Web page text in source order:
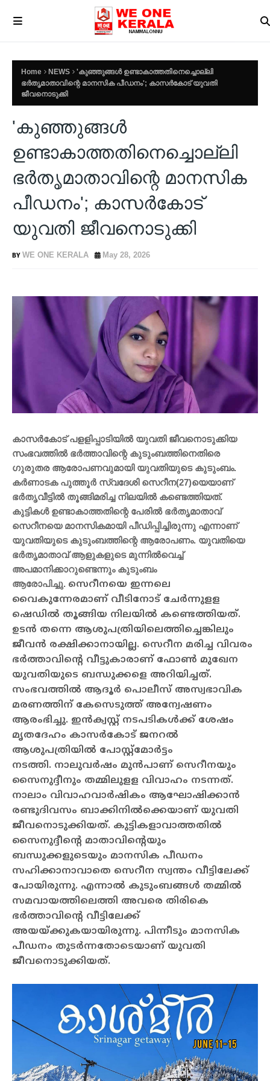
Home NEWS
'കുഞ്ഞുങ്ങള്‍ ഉണ്ടാകാത്തതിനെച്ചൊല്ലി
ഭർതൃമാതാവിന്റെ മാനസിക പീഡനം'; കാസര്‍കോട് യുവതി
ജീവനൊടുക്കി
'കുഞ്ഞുങ്ങള്‍
ഉണ്ടാകാത്തതിനെച്ചൊല്ലി
ഭർതൃമാതാവിന്റെ മാനസിക
പീഡനം'; കാസര്‍കോട്
യുവതി ജീവനൊടുക്കി
WE ONE KERALA May 28, 2026
കാസര്‍കോട് പളളിപ്പാടിയില്‍ യുവതി ജീവനൊടുക്കിയ
സംഭവത്തില്‍ ഭര്‍ത്താവിന്റെ കുടുംബത്തിനെതിരെ
ഗുരുതര ആരോപണവുമായി യുവതിയുടെ കുടുംബം.
കര്‍ണാടക പുത്തൂര്‍ സ്വദേശി സെറീന(27)യെയാണ്
ഭര്‍തൃവീട്ടില്‍ തൂങ്ങിമരിച്ച നിലയില്‍ കണ്ടെത്തിയത്.
കുട്ടികള്‍ ഉണ്ടാകാത്തതിന്റെ പേരില്‍ ഭര്‍തൃമാതാവ്
സെറീനയെ മാനസികമായി പീഡിപ്പിച്ചിരുന്നു എന്നാണ്
യുവതിയുടെ കുടുംബത്തിന്റെ ആരോപണം. യുവതിയെ
ഭര്‍തൃമാതാവ് ആളുകളുടെ മുന്നില്‍വെച്ച്
അപമാനിക്കാറുണ്ടെന്നും കുടുംബം
ആരോപിച്ചു. സെറീനയെ ഇന്നലെ
വൈകുന്നേരമാണ് വീടിനോട് ചേര്‍ന്നുളള
ഷെഡില്‍ തൂങ്ങിയ നിലയില്‍ കണ്ടെത്തിയത്.
ഉടന്‍ തന്നെ ആശുപത്രിയിലെത്തിച്ചെങ്കിലും
ജീവന്‍ രക്ഷിക്കാനായില്ല. സെറീന മരിച്ച വിവരം
ഭര്‍ത്താവിന്റെ വീട്ടുകാരാണ് ഫോണ്‍ മുഖേന
യുവതിയുടെ ബന്ധുക്കളെ അറിയിച്ചത്.
സംഭവത്തില്‍ ആദൂര്‍ പൊലീസ് അസ്വഭാവിക
മരണത്തിന് കേസെടുത്ത് അന്വേഷണം
ആരംഭിച്ചു. ഇന്‍ക്വസ്റ്റ് നടപടികള്‍ക്ക് ശേഷം
മൃതദേഹം കാസര്‍കോട് ജനറല്‍
ആശുപത്രിയില്‍ പോസ്റ്റ്‌മോര്‍ട്ടം
നടത്തി. നാലുവര്‍ഷം മുന്‍പാണ് സെറീനയും
സൈനുദ്ദീനും തമ്മിലുളള വിവാഹം നടന്നത്.
നാലാം വിവാഹവാര്‍ഷികം ആഘോഷിക്കാന്‍
രണ്ടുദിവസം ബാക്കിനില്‍ക്കെയാണ് യുവതി
ജീവനൊടുക്കിയത്. കുട്ടികളാവാത്തതിൽ
സൈനുദ്ദീന്റെ മാതാവിന്റെയും
ബന്ധുക്കളുടെയും മാനസിക പീഡനം
സഹിക്കാനാവാതെ സെറീന സ്വന്തം വീട്ടിലേക്ക്
പോയിരുന്നു. എന്നാല്‍ കുടുംബങ്ങള്‍ തമ്മിൽ
സമവായത്തിലെത്തി അവരെ തിരികെ
ഭര്‍ത്താവിന്റെ വീട്ടിലേക്ക്
അയയ്ക്കുകയായിരുന്നു. പിന്നീടും മാനസിക
പീഡനം തുടര്‍ന്നതോടെയാണ് യുവതി
ജീവനൊടുക്കിയത്.